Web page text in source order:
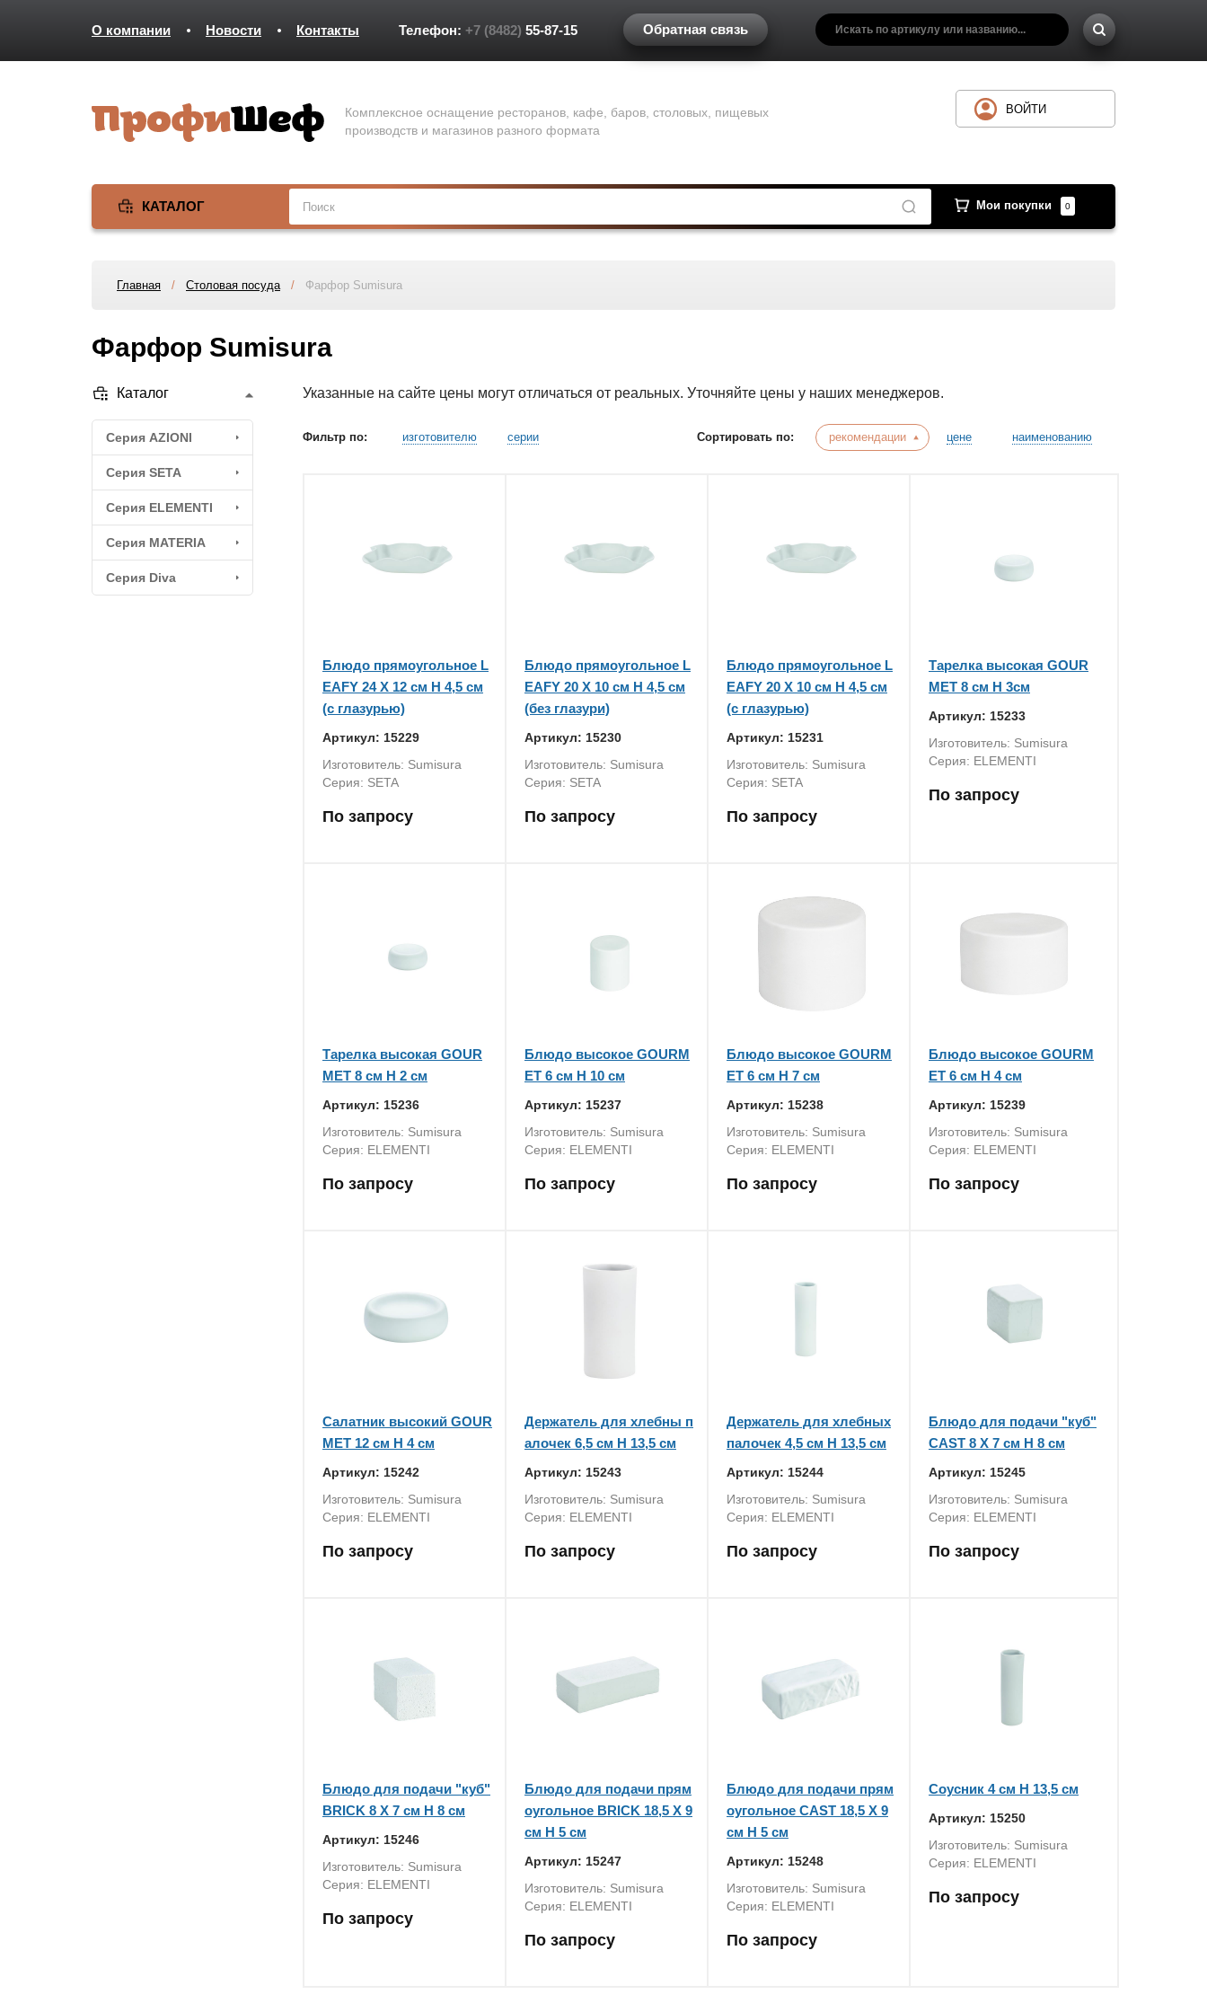
О компании Новости Контакты Телефон: +7 (8482) 55-87-15 Обратная связь
Комплексное оснащение ресторанов, кафе, баров, столовых, пищевых
производств и магазинов разного формата
КАТАЛОГ Мои покупки 0
ВОЙТИ
Главная / Столовая посуда/ Фарфор Sumisura
Фарфор Sumisura
Каталог
Серия AZIONI
Серия SETA
Серия ELEMENTI
Серия MATERIA
Серия Diva
Указанные на сайте цены могут отличаться от реальных. Уточняйте цены у наших менеджеров.
Фильтр по: изготовителю серии Сортировать по: рекомендации цене наименованию
Блюдо прямоугольное L
EAFY 24 X 12 см H 4,5 см
(с глазурью)
Артикул: 15229
Изготовитель: Sumisura
Серия: SETA
По запросу
Блюдо прямоугольное L
EAFY 20 X 10 см H 4,5 см
(без глазури)
Артикул: 15230
Изготовитель: Sumisura
Серия: SETA
По запросу
Блюдо прямоугольное L
EAFY 20 X 10 см H 4,5 см
(с глазурью)
Артикул: 15231
Изготовитель: Sumisura
Серия: SETA
По запросу
Тарелка высокая GOUR
MET 8 см H 3см
Артикул: 15233
Изготовитель: Sumisura
Серия: ELEMENTI
По запросу
Тарелка высокая GOUR
MET 8 см H 2 см
Артикул: 15236
Изготовитель: Sumisura
Серия: ELEMENTI
По запросу
Блюдо высокое GOURM
ET 6 см H 10 см
Артикул: 15237
Изготовитель: Sumisura
Серия: ELEMENTI
По запросу
Блюдо высокое GOURM
ET 6 см H 7 см
Артикул: 15238
Изготовитель: Sumisura
Серия: ELEMENTI
По запросу
Блюдо высокое GOURM
ET 6 см H 4 см
Артикул: 15239
Изготовитель: Sumisura
Серия: ELEMENTI
По запросу
Салатник высокий GOUR
MET 12 см H 4 см
Артикул: 15242
Изготовитель: Sumisura
Серия: ELEMENTI
По запросу
Держатель для хлебны п
алочек 6,5 см H 13,5 см
Артикул: 15243
Изготовитель: Sumisura
Серия: ELEMENTI
По запросу
Держатель для хлебных
палочек 4,5 см H 13,5 см
Артикул: 15244
Изготовитель: Sumisura
Серия: ELEMENTI
По запросу
Блюдо для подачи "куб"
CAST 8 X 7 см H 8 см
Артикул: 15245
Изготовитель: Sumisura
Серия: ELEMENTI
По запросу
Блюдо для подачи "куб"
BRICK 8 X 7 см H 8 см
Артикул: 15246
Изготовитель: Sumisura
Серия: ELEMENTI
По запросу
Блюдо для подачи прям
оугольное BRICK 18,5 X 9
см H 5 см
Артикул: 15247
Изготовитель: Sumisura
Серия: ELEMENTI
По запросу
Блюдо для подачи прям
оугольное CAST 18,5 X 9
см H 5 см
Артикул: 15248
Изготовитель: Sumisura
Серия: ELEMENTI
По запросу
Соусник 4 см H 13,5 см
Артикул: 15250
Изготовитель: Sumisura
Серия: ELEMENTI
По запросу